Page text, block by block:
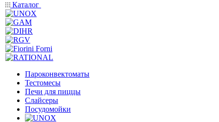
Каталог
Пароконвектоматы
Тестомесы
Печи для пиццы
Слайсеры
Посудомойки